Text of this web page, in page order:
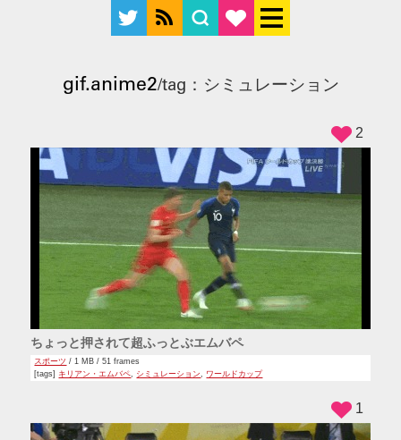
gif.anime2/tag：シミュレーション
ちょっと押されて超ふっとぶエムバペ
スポーツ / 1 MB / 51 frames
[tags] キリアン・エムバペ, シミュレーション, ワールドカップ
2
1